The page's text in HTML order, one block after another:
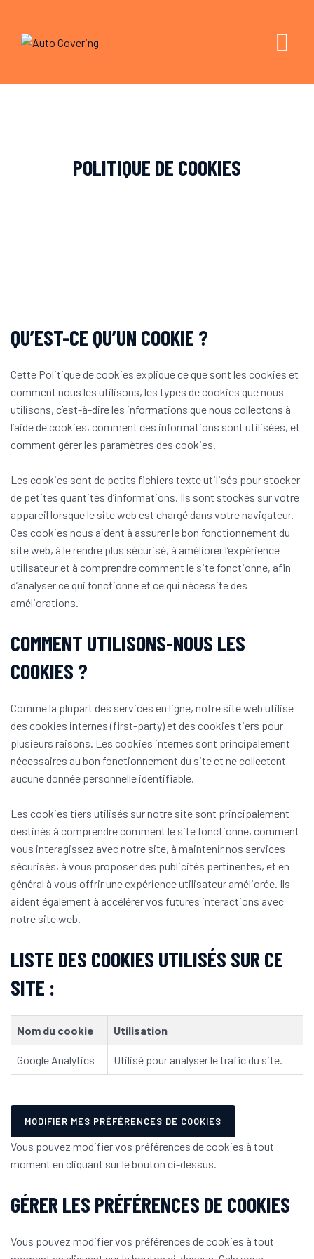
content
POLITIQUE DE COOKIES
QU’EST-CE QU’UN COOKIE ?
Cette Politique de cookies explique ce que sont les cookies et
comment nous les utilisons, les types de cookies que nous
utilisons, c’est-à-dire les informations que nous collectons à
l’aide de cookies, comment ces informations sont utilisées, et
comment gérer les paramètres des cookies.
Les cookies sont de petits fichiers texte utilisés pour stocker
de petites quantités d’informations. Ils sont stockés sur votre
appareil lorsque le site web est chargé dans votre navigateur.
Ces cookies nous aident à assurer le bon fonctionnement du
site web, à le rendre plus sécurisé, à améliorer l’expérience
utilisateur et à comprendre comment le site fonctionne, afin
d’analyser ce qui fonctionne et ce qui nécessite des
améliorations.
COMMENT UTILISONS-NOUS LES
COOKIES ?
Comme la plupart des services en ligne, notre site web utilise
des cookies internes (first-party) et des cookies tiers pour
plusieurs raisons. Les cookies internes sont principalement
nécessaires au bon fonctionnement du site et ne collectent
aucune donnée personnelle identifiable.
Les cookies tiers utilisés sur notre site sont principalement
destinés à comprendre comment le site fonctionne, comment
vous interagissez avec notre site, à maintenir nos services
sécurisés, à vous proposer des publicités pertinentes, et en
général à vous offrir une expérience utilisateur améliorée. Ils
aident également à accélérer vos futures interactions avec
notre site web.
LISTE DES COOKIES UTILISÉS SUR CE
SITE :
Nom du cookie Utilisation
Google Analytics Utilisé pour analyser le trafic du site.
MODIFIER MES PRÉFÉRENCES DE COOKIES
Vous pouvez modifier vos préférences de cookies à tout
moment en cliquant sur le bouton ci-dessus.
GÉRER LES PRÉFÉRENCES DE COOKIES
Vous pouvez modifier vos préférences de cookies à tout